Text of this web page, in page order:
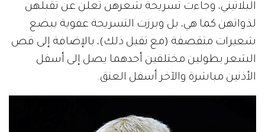
البلاتيني، وجاءت تسريحة شعرهن تعلن عن تقبلهن
لذواتهن كما هي، بل وبرزت التسريحة عفوية ببضع
شعيرات متقصفة (مع تقبل ذلك)، بالإضافة إلى قص
الشعر بطولين مختلفين أحدهما يصل إلى أسفل
الأذنين مباشرة والآخر أسفل العنق.